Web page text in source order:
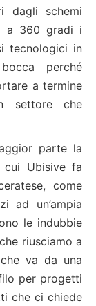
dagli schemi
a 360 gradi i
tecnologici in
perché
a termine
settore che
parte la
cui Ubisive fa
come
ad un’ampia
le indubbie
riusciamo a
va da una
per progetti
che ci chiede